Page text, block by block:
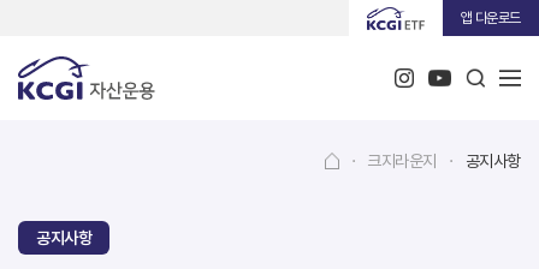
앱 다운로드
· 크지라운지 · 공지사항
공지사항